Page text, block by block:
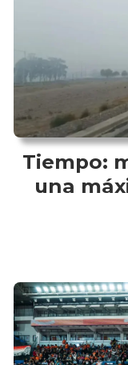
Tiempo:
una